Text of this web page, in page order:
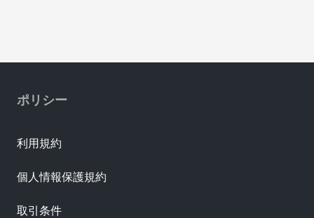
ポリシー
利用規約
個人情報保護規約
取引条件